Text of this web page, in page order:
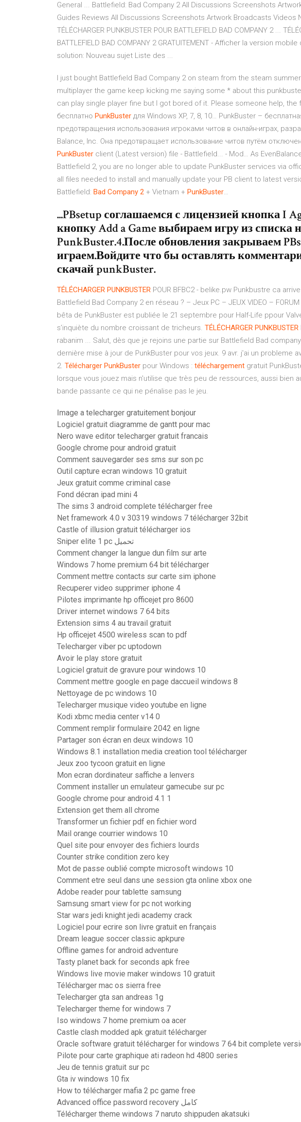
General ... Battlefield: Bad Company 2 All Discussions Screenshots
Guides Reviews All Discussions Screenshots Artwork Broadcasts Videos
TÉLÉCHARGER PUNKBUSTER POUR BATTLEFIELD BAD COMPANY 2 ...
BATTLEFIELD BAD COMPANY 2 GRATUITEMENT - Afficher la version
solution: Nouveau sujet Liste des ...
I just bought Battlefield Bad Company 2 on steam from the steam
multiplayer the game keep kicking me saying some * about this
can play single player fine but I got bored of it. Please someone help, the
бесплатно PunkBuster для Windows XP, 7, 8, 10… PunkBuster –
предотвращения использования игроками читов в онлайн-играх,
Balance, Inc. Она предотвращает использование читов путём
PunkBuster client (Latest version) file - Battlefield... - Mod… As
Battlefield 2, you are no longer able to update PunkBuster services via
all files needed to install and manually update your PB client to latest
Battlefield: Bad Company 2 + Vietnam + PunkBuster…
...PBsetup соглашаемся с лицензией кнопка I
кнопку Add a Game выбираем игру из списка
PunkBuster.4.После обновления закрываем
играем.Войдите что бы оставлять
скачай punkBuster.
TÉLÉCHARGER PUNKBUSTER POUR BFBC2 - belike.pw Punkbustre ca
Battlefield Bad Company 2 en réseau ? – Jeux PC – JEUX VIDEO –
bêta de PunkBuster est publiée le 21 septembre pour Half-Life ppour
s’inquiète du nombre croissant de tricheurs. TÉLÉCHARGER PUNKBUSTER
rabanim ... Salut, dès que je rejoins une partie sur Battlefield Bad
dernière mise à jour de PunkBuster pour vos jeux. 9 avr. j'ai un probleme
2. Télécharger PunkBuster pour Windows : téléchargement gratuit
lorsque vous jouez mais n'utilise que très peu de ressources, aussi bien
bande passante ce qui ne pénalise pas le jeu.
Image a telecharger gratuitement bonjour
Logiciel gratuit diagramme de gantt pour mac
Nero wave editor telecharger gratuit francais
Google chrome pour android gratuit
Comment sauvegarder ses sms sur son pc
Outil capture ecran windows 10 gratuit
Jeux gratuit comme criminal case
Fond décran ipad mini 4
The sims 3 android complete télécharger free
Net framework 4.0 v 30319 windows 7 télécharger 32bit
Castle of illusion gratuit télécharger ios
Sniper elite 1 pc تحميل
Comment changer la langue dun film sur arte
Windows 7 home premium 64 bit télécharger
Comment mettre contacts sur carte sim iphone
Recuperer video supprimer iphone 4
Pilotes imprimante hp officejet pro 8600
Driver internet windows 7 64 bits
Extension sims 4 au travail gratuit
Hp officejet 4500 wireless scan to pdf
Telecharger viber pc uptodown
Avoir le play store gratuit
Logiciel gratuit de gravure pour windows 10
Comment mettre google en page daccueil windows 8
Nettoyage de pc windows 10
Telecharger musique video youtube en ligne
Kodi xbmc media center v14 0
Comment remplir formulaire 2042 en ligne
Partager son écran en deux windows 10
Windows 8.1 installation media creation tool télécharger
Jeux zoo tycoon gratuit en ligne
Mon ecran dordinateur saffiche a lenvers
Comment installer un emulateur gamecube sur pc
Google chrome pour android 4.1 1
Extension get them all chrome
Transformer un fichier pdf en fichier word
Mail orange courrier windows 10
Quel site pour envoyer des fichiers lourds
Counter strike condition zero key
Mot de passe oublié compte microsoft windows 10
Comment etre seul dans une session gta online xbox one
Adobe reader pour tablette samsung
Samsung smart view for pc not working
Star wars jedi knight jedi academy crack
Logiciel pour ecrire son livre gratuit en français
Dream league soccer classic apkpure
Offline games for android adventure
Tasty planet back for seconds apk free
Windows live movie maker windows 10 gratuit
Télécharger mac os sierra free
Telecharger gta san andreas 1g
Telecharger theme for windows 7
Iso windows 7 home premium oa acer
Castle clash modded apk gratuit télécharger
Oracle software gratuit télécharger for windows 7 64 bit complete
Pilote pour carte graphique ati radeon hd 4800 series
Jeu de tennis gratuit sur pc
Gta iv windows 10 fix
How to télécharger mafia 2 pc game free
Advanced office password recovery كامل
Télécharger theme windows 7 naruto shippuden akatsuki